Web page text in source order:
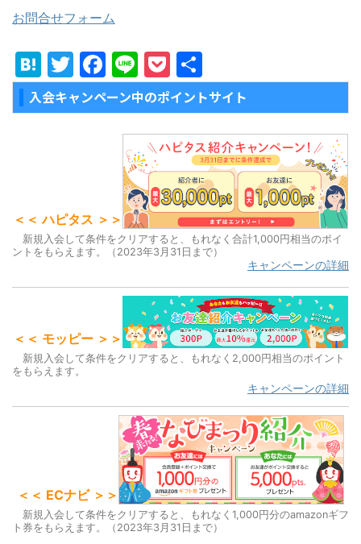
お問合せフォーム
H
at
e
T
w
itt
F
a
c
o
k
Li
n
e
P
o
c
k
et
有
入会キャンペーン中のポイントサイト
＜＜ ハピタス ＞＞
新規入会して条件をクリアすると、もれなく合計1,000円相当のポイ
ントをもらえます。（2023年3月31日まで）
キャンペーンの詳細
＜＜ モッピー ＞＞
新規入会して条件をクリアすると、もれなく2,000円相当のポイント
をもらえます。
キャンペーンの詳細
＜＜ ECナビ ＞＞
新規入会して条件をクリアすると、もれなく1,000円分のamazonギフ
ト券をもらえます。（2023年3月31日まで）